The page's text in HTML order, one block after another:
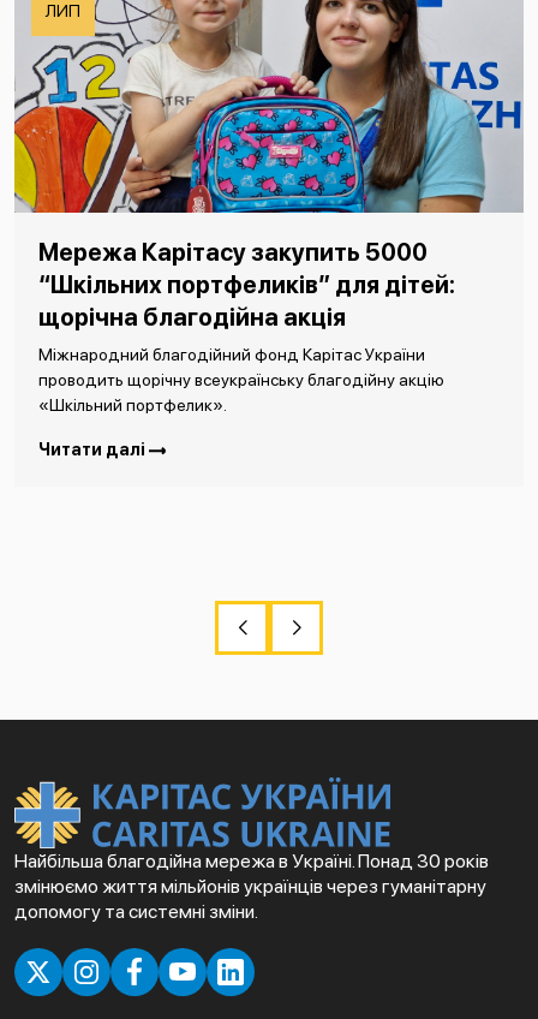
ЛИП
Мережа Карітасу закупить 5000
“Шкільних портфеликів” для дітей:
щорічна благодійна акція
Міжнародний благодійний фонд Карітас України
проводить щорічну всеукраїнську благодійну акцію
«Шкільний портфелик».
Читати далі
Найбільша благодійна мережа в Україні. Понад 30 років
змінюємо життя мільйонів українців через гуманітарну
допомогу та системні зміни.